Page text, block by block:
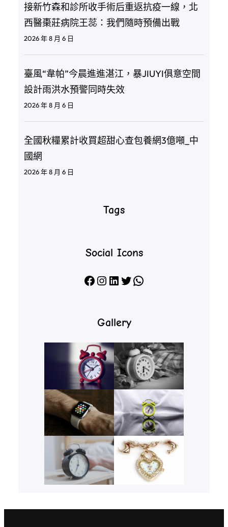
接新竹森和診所收手術后重返抗疫一線，北
西醫棗莊病院王蕊：我們隨時預備出戰
2026 年 8 月 6 日
臺風“韋帕”今晨進進湛江，暴JIUYI俱意空間
設計雨洪水預警同時失效
2026 年 8 月 6 日
全國秋糧累計收買超甜心查包養網3億噸_中
國網
2026 年 8 月 6 日
Tags
Social Icons
Facebook Instagram LinkedIn X WhatsApp
Gallery